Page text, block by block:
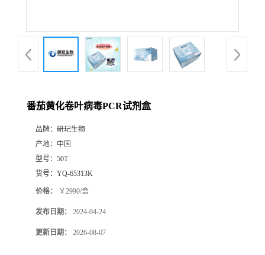
番茄黄化卷叶病毒PCR试剂盒
品牌： 研玘生物
产地： 中国
型号： 50T
货号： YQ-65313K
价格： ￥2990/盒
发布日期： 2024-04-24
更新日期： 2026-08-07